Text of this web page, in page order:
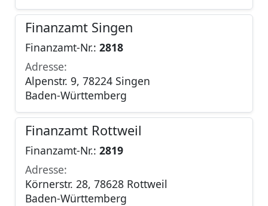
Finanzamt Singen
Finanzamt-Nr.: 2818
Adresse:
Alpenstr. 9, 78224 Singen
Baden-Württemberg
Finanzamt Rottweil
Finanzamt-Nr.: 2819
Adresse:
Körnerstr. 28, 78628 Rottweil
Baden-Württemberg